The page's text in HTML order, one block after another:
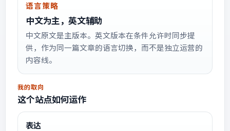
语言策略
中文为主，英文辅助
中文原文是主版本。英文版本在条件允许时同步提
供，作为同一篇文章的语言切换，而不是独立运营的
内容线。
我的取向
这个站点如何运作
表达